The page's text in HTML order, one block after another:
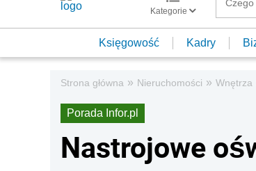
Kategorie
Księgowość Kadry
Strona główna » Nieruchomości » Wnętrza
Porada Infor.pl
Nastrojowe